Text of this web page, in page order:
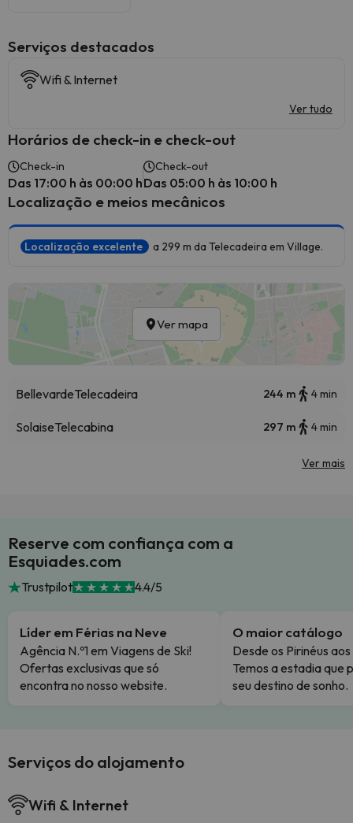
Serviços destacados
Wifi & Internet
Ver tudo
Horários de check-in e check-out
Check-in
Das 17:00 h às 00:00 h
Check-out
Das 05:00 h às 10:00 h
Localização e meios mecânicos
Localização excelente a 299 m da Telecadeira em Village.
Ver mapa
BellevardeTelecadeira 244 m 4 min
SolaiseTelecabina 297 m 4 min
Ver mais
Reserve com confiança com a
Esquiades.com
Trustpilot 4.4/5
Líder em Férias na Neve
Agência N.º1 em Viagens de Ski!
Ofertas exclusivas que só
encontra no nosso website.
O maior catálogo
Desde os Pirinéus
Temos a estadia que
seu destino de sonho.
Serviços do alojamento
Wifi & Internet